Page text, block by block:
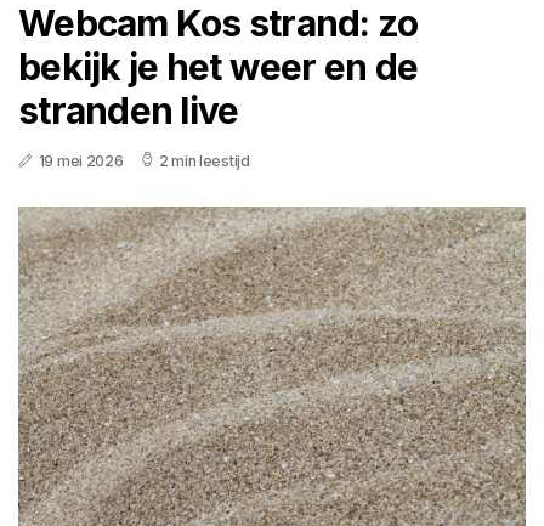
Webcam Kos strand: zo
bekijk je het weer en de
stranden live
19 mei 2026 2 min leestijd